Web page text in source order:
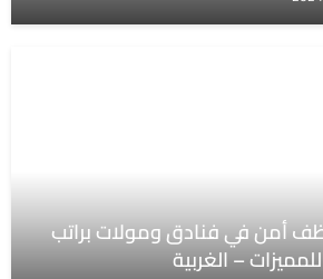
20 موظف أمن في فنادق ومولات براتب